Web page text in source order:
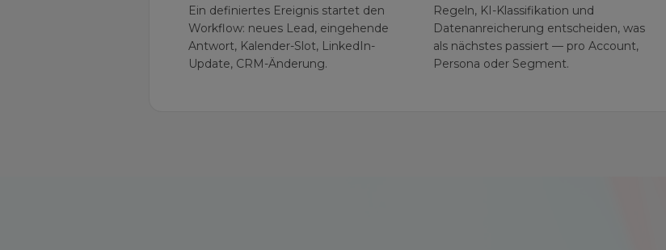
Ein definiertes Ereignis startet den
Workflow: neues Lead, eingehende
Antwort, Kalender-Slot, LinkedIn-
Update, CRM-Änderung.
Regeln, KI-Klassifikation und
Datenanreicherung entscheiden, was
als nächstes passiert — pro Account,
Persona oder Segment.